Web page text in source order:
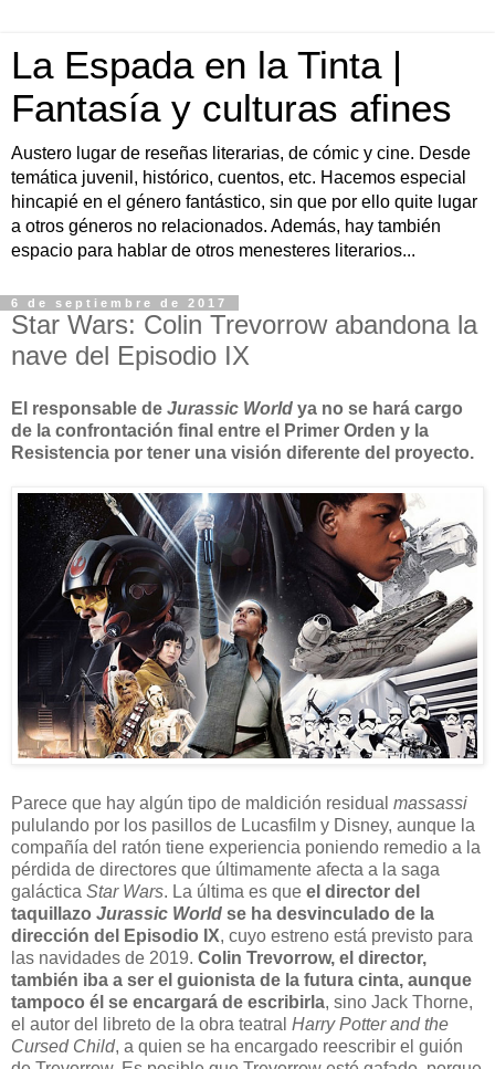
La Espada en la Tinta |
Fantasía y culturas afines
Austero lugar de reseñas literarias, de cómic y cine. Desde
temática juvenil, histórico, cuentos, etc. Hacemos especial
hincapié en el género fantástico, sin que por ello quite lugar
a otros géneros no relacionados. Además, hay también
espacio para hablar de otros menesteres literarios...
6 de septiembre de 2017
Star Wars: Colin Trevorrow abandona la
nave del Episodio IX
El responsable de Jurassic World ya no se hará cargo
de la confrontación final entre el Primer Orden y la
Resistencia por tener una visión diferente del proyecto.
Parece que hay algún tipo de maldición residual massassi
pululando por los pasillos de Lucasfilm y Disney, aunque la
compañía del ratón tiene experiencia poniendo remedio a la
pérdida de directores que últimamente afecta a la saga
galáctica Star Wars. La última es que el director del
taquillazo Jurassic World se ha desvinculado de la
dirección del Episodio IX, cuyo estreno está previsto para
las navidades de 2019. Colin Trevorrow, el director,
también iba a ser el guionista de la futura cinta, aunque
tampoco él se encargará de escribirla, sino Jack Thorne,
el autor del libreto de la obra teatral Harry Potter and the
Cursed Child, a quien se ha encargado reescribir el guión